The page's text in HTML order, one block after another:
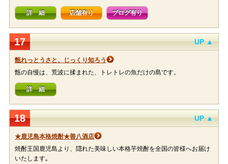
詳 細 店舗有り ブログ有り
17 UP ▲
甑れっとうさと、じっくり知ろう
甑の自慢は、荒波に揉まれた、トレトレの魚だけの島です。
詳 細
18 UP ▲
★鹿児島本格焼酎★善八酒店
焼酎王国鹿児島より、隠れた美味しい本格芋焼酎を全国の皆様へお届け
いたします｡